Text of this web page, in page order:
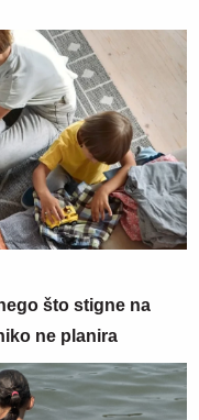
što stigne na
ne planira